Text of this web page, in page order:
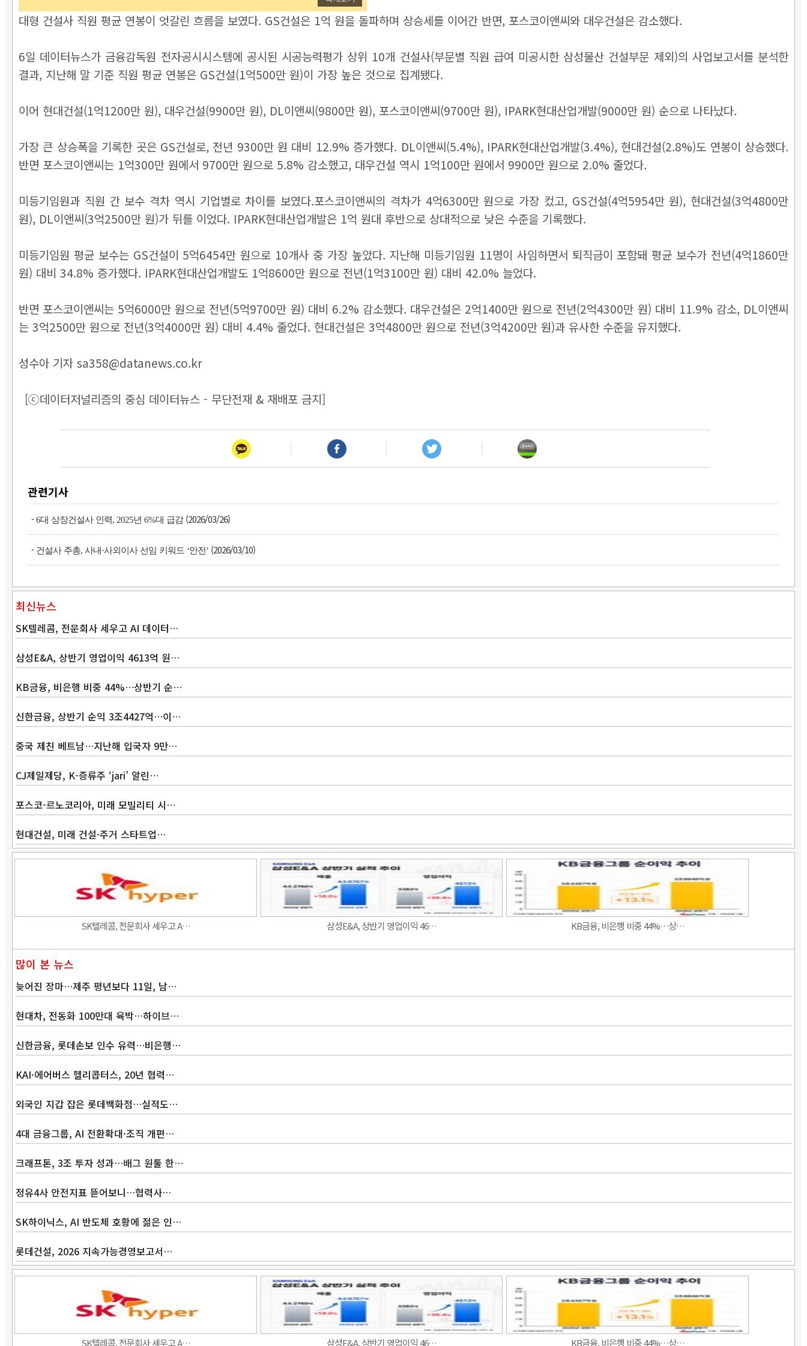
대형 건설사 직원 평균 연봉이 엇갈린 흐름을 보였다. GS건설은 1억 원을 돌파하며 상승세를 이어간 반면, 포스코이앤씨와 대우건설은 감소했다.
6일 데이터뉴스가 금융감독원 전자공시시스템에 공시된 시공능력평가 상위 10개 건설사(부문별 직원 급여 미공시한 삼성물산 건설부문 제외)의 사업보고서를 분석한
결과, 지난해 말 기준 직원 평균 연봉은 GS건설(1억500만 원)이 가장 높은 것으로 집계됐다.
이어 현대건설(1억1200만 원), 대우건설(9900만 원), DL이앤씨(9800만 원), 포스코이앤씨(9700만 원), IPARK현대산업개발(9000만 원) 순으로 나타났다.
가장 큰 상승폭을 기록한 곳은 GS건설로, 전년 9300만 원 대비 12.9% 증가했다. DL이앤씨(5.4%), IPARK현대산업개발(3.4%), 현대건설(2.8%)도 연봉이 상승했다.
반면 포스코이앤씨는 1억300만 원에서 9700만 원으로 5.8% 감소했고, 대우건설 역시 1억100만 원에서 9900만 원으로 2.0% 줄었다.
미등기임원과 직원 간 보수 격차 역시 기업별로 차이를 보였다.포스코이앤씨의 격차가 4억6300만 원으로 가장 컸고, GS건설(4억5954만 원), 현대건설(3억4800만
원), DL이앤씨(3억2500만 원)가 뒤를 이었다. IPARK현대산업개발은 1억 원대 후반으로 상대적으로 낮은 수준을 기록했다.
미등기임원 평균 보수는 GS건설이 5억6454만 원으로 10개사 중 가장 높았다. 지난해 미등기임원 11명이 사임하면서 퇴직금이 포함돼 평균 보수가 전년(4억1860만
원) 대비 34.8% 증가했다. IPARK현대산업개발도 1억8600만 원으로 전년(1억3100만 원) 대비 42.0% 늘었다.
반면 포스코이앤씨는 5억6000만 원으로 전년(5억9700만 원) 대비 6.2% 감소했다. 대우건설은 2억1400만 원으로 전년(2억4300만 원) 대비 11.9% 감소, DL이앤씨
는 3억2500만 원으로 전년(3억4000만 원) 대비 4.4% 줄었다. 현대건설은 3억4800만 원으로 전년(3억4200만 원)과 유사한 수준을 유지했다.
성수아 기자 sa358@datanews.co.kr
[ⓒ데이터저널리즘의 중심 데이터뉴스 - 무단전재 & 재배포 금지]
관련기사
-6대 상장건설사 인력, 2025년 6%대 급감(2026/03/26)
- 건설사 주총, 사내·사외이사 선임 키워드 ‘안전’ (2026/03/10)
최신뉴스
SK텔레콤, 전문회사 세우고 AI 데이터…
삼성E&A, 상반기 영업이익 4613억 원…
KB금융, 비은행 비중 44%…상반기 순…
신한금융, 상반기 순익 3조4427억…이…
중국 제친 베트남…지난해 입국자 9만…
CJ제일제당, K-증류주 ‘jari’ 알린…
포스코-르노코리아, 미래 모빌리티 시…
현대건설, 미래 건설·주거 스타트업…
SK텔레콤, 전문회사 세우고 A… 삼성E&A, 상반기 영업이익 46… KB금융, 비은행 비중 44%…상…
많이 본 뉴스
늦어진 장마…제주 평년보다 11일, 남…
현대차, 전동화 100만대 육박…하이브…
신한금융, 롯데손보 인수 유력…비은행…
KAI·에어버스 헬리콥터스, 20년 협력…
외국인 지갑 잡은 롯데백화점…실적도…
4대 금융그룹, AI 전환확대·조직 개편…
크래프톤, 3조 투자 성과…배그 원툴 한…
정유4사 안전지표 뜯어보니…협력사…
SK하이닉스, AI 반도체 호황에 젊은 인…
롯데건설, 2026 지속가능경영보고서…
SK텔레콤, 전문회사 세우고 A… 삼성E&A, 상반기 영업이익 46… KB금융, 비은행 비중 44%…상…